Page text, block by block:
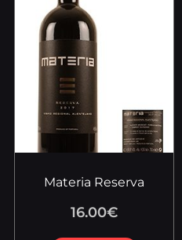
Materia Reserva
16.00€